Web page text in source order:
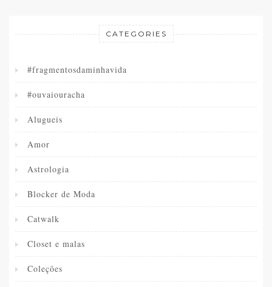
CATEGORIES
#fragmentosdaminhavida
#ouvaiouracha
Alugueis
Amor
Astrologia
Blocker de Moda
Catwalk
Closet e malas
Coleções